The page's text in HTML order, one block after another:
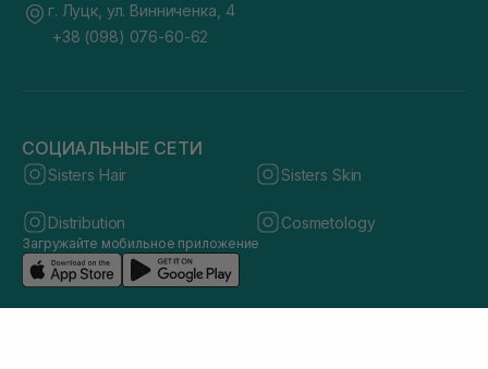
г. Луцк, ул. Винниченка, 4
+38 (098) 076-60-62
СОЦИАЛЬНЫЕ СЕТИ
Sisters Hair Sisters Skin
Distribution Cosmetology
Загружайте мобильное приложение